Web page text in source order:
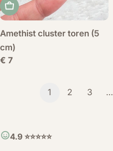
Voeg toe aan winkelwagen
Amethist cluster toren (5
cm)
Normale
€ 7
1 2 3 …
4.9 ⭐️⭐️⭐️⭐️⭐️